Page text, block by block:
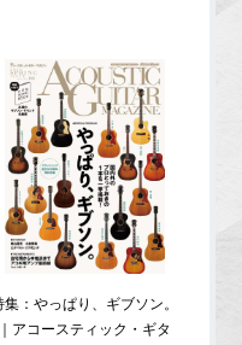
集：やっぱり、ギブソン。
｜アコースティック・ギタ